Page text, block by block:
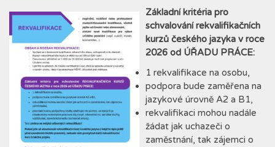
Základní kritéria pro
schvalování rekvalifikačních
kurzů českého jazyka v roce
2026 od ÚŘADU PRÁCE:
1 rekvalifikace na osobu,
podpora bude zaměřena na
jazykové úrovně A2 a B1,
rekvalifikaci mohou nadále
žádat jak uchazeči o
zaměstnání, tak zájemci o